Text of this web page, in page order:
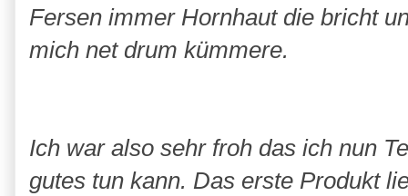
Fersen immer Hornhaut die bricht
mich net drum kümmere.
Ich war also sehr froh das ich nun
gutes tun kann. Das erste Produkt